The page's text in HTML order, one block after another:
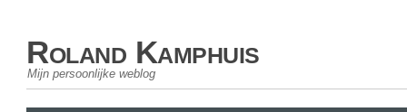
Roland Kamphuis
Mijn persoonlijke weblog